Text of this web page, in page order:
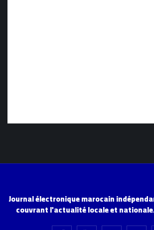
Journal électronique marocain
couvrant l'actualité locale et nationale.